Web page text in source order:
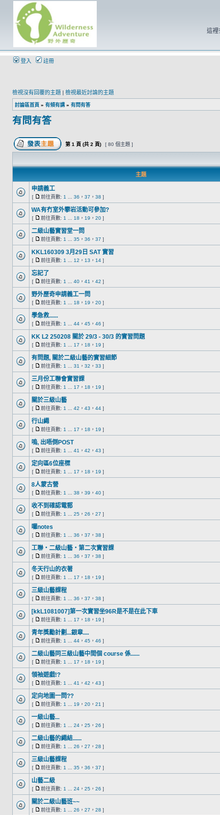
這裡
登入 註冊
檢視沒有回覆的主題 | 檢視最近討論的主題
討論區首頁 » 有傾有講 » 有問有答
有問有答
第 1 頁 (共 2 頁) [ 80 個主題 ]
主題
申請義工
[ 前往頁數: 1 36 ， 37 ， 38 ]
WA有冇室外攀岩活動可參加?
[ 前往頁數: 1 18 ， 19 ， 20 ]
二級山藝實習堂一問
[ 前往頁數: 1 35 ， 36 ， 37 ]
KKL160309 3月29日 SAT 實習
[ 前往頁數: 1 12 ， 13 ， 14 ]
忘記了
[ 前往頁數: 1 40 ， 41 ， 42 ]
野外歷奇申請義工一問
[ 前往頁數: 1 18 ， 19 ， 20 ]
學急救......
[ 前往頁數: 1 44 ， 45 ， 46 ]
KK L2 250208 關於 29/3 - 30/3 的實習問題
[ 前往頁數: 1 17 ， 18 ， 19 ]
有問題, 關於二級山藝的實習細節
[ 前往頁數: 1 31 ， 32 ， 33 ]
三月份工聯會實習課
[ 前往頁數: 1 17 ， 18 ， 19 ]
關於三級山藝
[ 前往頁數: 1 42 ， 43 ， 44 ]
行山繩
[ 前往頁數: 1 17 ， 18 ， 19 ]
嗚, 出唔倒POST
[ 前往頁數: 1 41 ， 42 ， 43 ]
定向區6位座標
[ 前往頁數: 1 17 ， 18 ， 19 ]
8人蒙古營
[ 前往頁數: 1 38 ， 39 ， 40 ]
收不到確認電郵
[ 前往頁數: 1 25 ， 26 ， 27 ]
囉notes
[ 前往頁數: 1 36 ， 37 ， 38 ]
工聯‧二級山藝‧第二次實習課
[ 前往頁數: 1 36 ， 37 ， 38 ]
冬天行山的衣著
[ 前往頁數: 1 17 ， 18 ， 19 ]
三級山藝課程
[ 前往頁數: 1 36 ， 37 ， 38 ]
[kkL1081007]第一次實習坐96R是不是在此下車
[ 前往頁數: 1 17 ， 18 ， 19 ]
青年獎勵計劃...銀章....
[ 前往頁數: 1 44 ， 45 ， 46 ]
二級山藝同三級山藝中間個 course 係......
[ 前往頁數: 1 17 ， 18 ， 19 ]
領袖遊戲!?
[ 前往頁數: 1 41 ， 42 ， 43 ]
定向地圖一問??
[ 前往頁數: 1 19 ， 20 ， 21 ]
一級山藝...
[ 前往頁數: 1 24 ， 25 ， 26 ]
二級山藝的繩結......
[ 前往頁數: 1 26 ， 27 ， 28 ]
三級山藝課程
[ 前往頁數: 1 35 ， 36 ， 37 ]
山藝二級
[ 前往頁數: 1 24 ， 25 ， 26 ]
關於二級山藝班~~
[ 前往頁數: 1 26 ， 27 ， 28 ]